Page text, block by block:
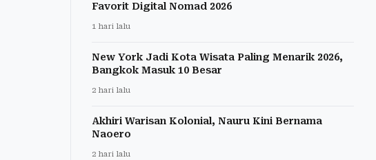
Favorit Digital Nomad 2026
1 hari lalu
New York Jadi Kota Wisata Paling Menarik 2026,
Bangkok Masuk 10 Besar
2 hari lalu
Akhiri Warisan Kolonial, Nauru Kini Bernama
Naoero
2 hari lalu